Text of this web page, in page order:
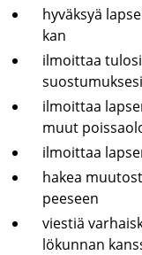
hy­väk­syä
kan
il­moit­taa
il­moit­taa
muut
il­moit­taa
hakea
pee­seen
vies­tiä
lö­kun­nan